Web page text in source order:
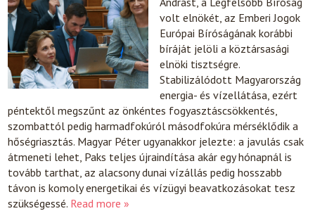
volt elnökét, az Emberi Jogok
Európai Bíróságának korábbi
bíráját jelöli a köztársasági
elnöki tisztségre.
Stabilizálódott Magyarország
energia- és vízellátása, ezért
péntektől megszűnt az önkéntes fogyasztáscsökkentés,
szombattól pedig harmadfokúról másodfokúra mérséklődik a
hőségriasztás. Magyar Péter ugyanakkor jelezte: a javulás csak
átmeneti lehet, Paks teljes újraindítása akár egy hónapnál is
tovább tarthat, az alacsony dunai vízállás pedig hosszabb
távon is komoly energetikai és vízügyi beavatkozásokat tesz
szükségessé. Read more »